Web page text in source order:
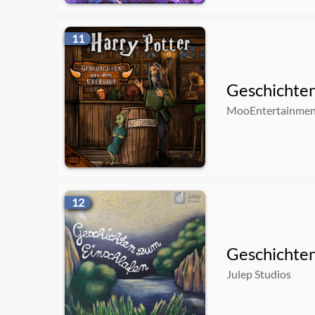
11
12
Julep Studios